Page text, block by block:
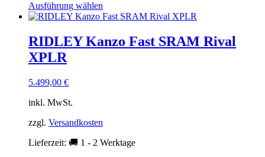
Ausführung wählen
Produkt
mehrere
Varianten
werden
RIDLEY Kanzo Fast SRAM Rival
XPLR
5.499,00 €
inkl. MwSt.
zzgl. Versandkosten
Lieferzeit: 🚚 1 - 2 Werktage